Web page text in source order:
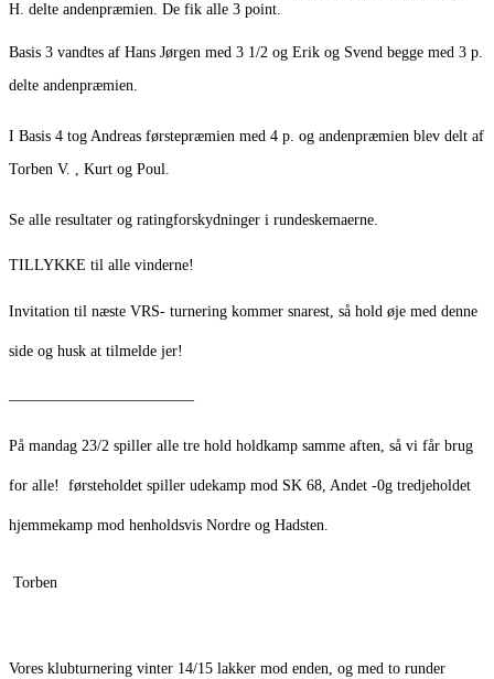
H. delte andenpræmien. De fik alle 3 point.
Basis 3 vandtes af Hans Jørgen med 3 1/2 og Erik og Svend begge med 3 p.
delte andenpræmien.
I Basis 4 tog Andreas førstepræmien med 4 p. og andenpræmien blev delt af
Torben V. , Kurt og Poul.
Se alle resultater og ratingforskydninger i rundeskemaerne.
TILLYKKE til alle vinderne!
Invitation til næste VRS- turnering kommer snarest, så hold øje med denne
side og husk at tilmelde jer!
————————————
På mandag 23/2 spiller alle tre hold holdkamp samme aften, så vi får brug
for alle! førsteholdet spiller udekamp mod SK 68, Andet -0g tredjeholdet
hjemmekamp mod henholdsvis Nordre og Hadsten.
Torben
Vores klubturnering vinter 14/15 lakker mod enden, og med to runder